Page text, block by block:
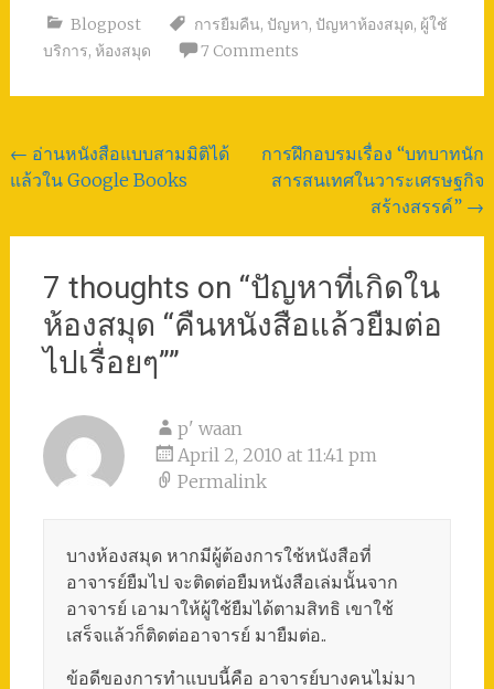
Blogpost การยืมคืน, ปัญหา, ปัญหาห้องสมุด, ผู้ใช้
บริการ, ห้องสมุด 7 Comments
Post
navigation
← อ่านหนังสือแบบสามมิติได้
แล้วใน Google Books
การฝึกอบรมเรื่อง “บทบาทนัก
สารสนเทศในวาระเศรษฐกิจ
สร้างสรรค์” →
7 thoughts on “ปัญหาที่เกิดใน
ห้องสมุด “คืนหนังสือแล้วยืมต่อ
ไปเรื่อยๆ””
p' waan
April 2, 2010 at 11:41 pm
Permalink
บางห้องสมุด หากมีผู้ต้องการใช้หนังสือที่
อาจารย์ยืมไป จะติดต่อยืมหนังสือเล่มนั้นจาก
อาจารย์ เอามาให้ผู้ใช้ยืมได้ตามสิทธิ เขาใช้
เสร็จแล้วก็ติดต่ออาจารย์ มายืมต่อ..
ข้อดีของการทำแบบนี้คือ อาจารย์บางคนไม่มา